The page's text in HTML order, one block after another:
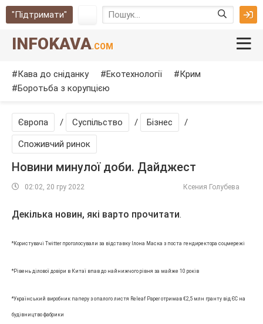
"Підтримати"
INFOKAVA.COM
Кава до сніданку Екотехнології
Крим
Боротьба з корупцією
Європа / Суспільство / Бізнес /
Споживчий ринок
Новини минулої доби. Дайджест
02:02, 20 гру 2022 Ксения Голубева
Декілька новин, які варто прочитати.
*Користувачі Twitter проголосували за відставку Ілона Маска з поста гендиректора соцмережі
*Рівень ділової довіри в Китаї впав до найнижчого рівня за майже 10 років
*Український виробник паперу з опалого листя Releaf Paper отримав €2,5 млн гранту від ЄС на
будівництво фабрики